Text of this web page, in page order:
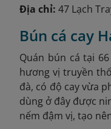
Địa chỉ: 47 Lạch
Bún cá cay
Quán bún cá tại
hương vị truyền
đà, có độ cay vừa
dùng ở đây được
nếm đậm vị, tạo